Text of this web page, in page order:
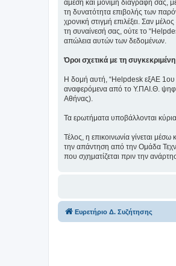
άμεση και μόνιμη διαγραφή σας,
τη δυνατότητα επιβολής των
χρονική στιγμή επιλέξει. Σαν
τη συναίνεσή σας, ούτε το
απώλεια αυτών των δεδομένων.
Όροι σχετικά με τη
Η δομή αυτή, “Helpdesk εξΑΕ 1ου
αναφερόμενα από το Υ.ΠΑΙ.Θ.
Αθήνας).
Τα ερωτήματα υποβάλλονται
Τέλος, η επικοινωνία γίνεται
την απάντηση από την Ομάδα
που σχηματίζεται πριν την
Ευρετήριο Δ. Συζήτησης